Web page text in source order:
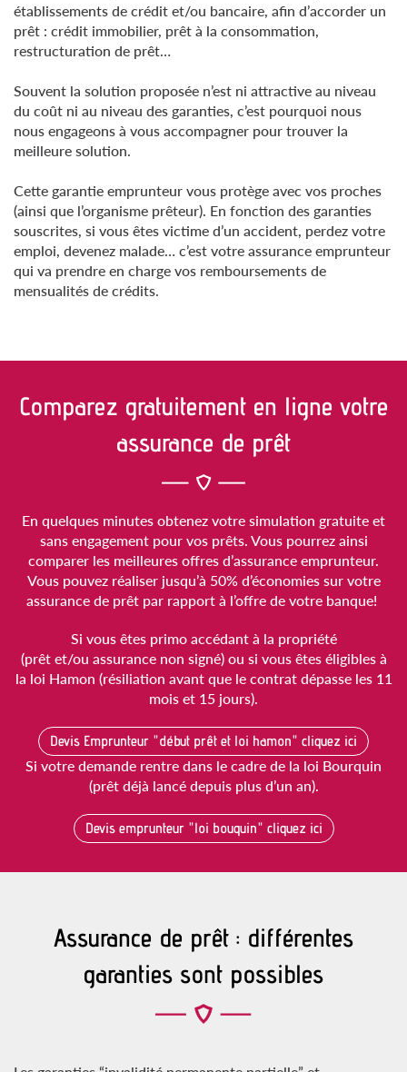
établissements de crédit et/ou bancaire, afin d’accorder un
prêt : crédit immobilier, prêt à la consommation,
restructuration de prêt…
Souvent la solution proposée n’est ni attractive au niveau
du coût ni au niveau des garanties, c’est pourquoi nous
nous engageons à vous accompagner pour trouver la
meilleure solution.
Cette garantie emprunteur vous protège avec vos proches
(ainsi que l’organisme prêteur). En fonction des garanties
souscrites, si vous êtes victime d’un accident, perdez votre
emploi, devenez malade… c’est votre assurance emprunteur
qui va prendre en charge vos remboursements de
mensualités de crédits.
Comparez gratuitement en ligne votre
assurance de prêt
En quelques minutes obtenez votre simulation gratuite et
sans engagement pour vos prêts. Vous pourrez ainsi
comparer les meilleures offres d’assurance emprunteur.
Vous pouvez réaliser jusqu’à 50% d’économies sur votre
assurance de prêt par rapport à l’offre de votre banque!
Si vous êtes primo accédant à la propriété
(prêt et/ou assurance non signé) ou si vous êtes éligibles à
la loi Hamon (résiliation avant que le contrat dépasse les 11
mois et 15 jours).
Devis Emprunteur "début prêt et loi hamon" cliquez ici
Si votre demande rentre dans le cadre de la loi Bourquin
(prêt déjà lancé depuis plus d’un an).
Devis emprunteur "loi bouquin" cliquez ici
Assurance de prêt : différentes
garanties sont possibles